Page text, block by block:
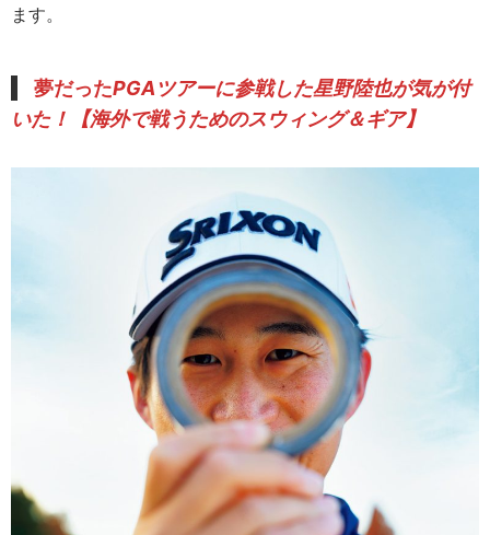
ます。
夢だったPGAツアーに参戦した星野陸也が気が付
いた！【海外で戦うためのスウィング＆ギア】